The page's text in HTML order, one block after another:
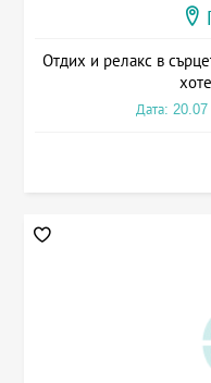
Отдих и релакс в
Дата: